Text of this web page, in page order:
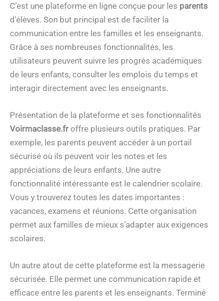
C’est une plateforme en ligne conçue pour les parents
d’élèves. Son but principal est de faciliter la
communication entre les familles et les enseignants.
Grâce à ses nombreuses fonctionnalités, les
utilisateurs peuvent suivre les progrès académiques
de leurs enfants, consulter les emplois du temps et
interagir directement avec les enseignants.
Présentation de la plateforme et ses fonctionnalités
Voirmaclasse.froffre plusieurs outils pratiques. Par
exemple, les parents peuvent accéder à un portail
sécurisé où ils peuvent voir les notes et les
appréciations de leurs enfants. Une autre
fonctionnalité intéressante est le calendrier scolaire.
Vous y trouverez toutes les dates importantes :
vacances, examens et réunions. Cette organisation
permet aux familles de mieux s’adapter aux exigences
scolaires.
Un autre atout de cette plateforme est la messagerie
sécurisée. Elle permet une communication rapide et
efficace entre les parents et les enseignants. Terminé